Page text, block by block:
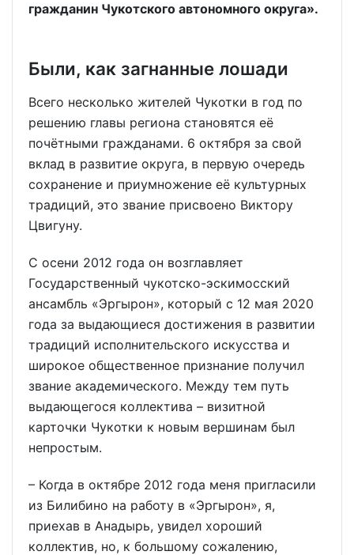
гражданин Чукотского автономного округа».
Были, как загнанные лошади
Всего несколько жителей Чукотки в год по
решению главы региона становятся её
почётными гражданами. 6 октября за свой
вклад в развитие округа, в первую очередь
сохранение и приумножение её культурных
традиций, это звание присвоено Виктору
Цвигуну.
С осени 2012 года он возглавляет
Государственный чукотско-эскимосский
ансамбль «Эргырон», который с 12 мая 2020
года за выдающиеся достижения в развитии
традиций исполнительского искусства и
широкое общественное признание получил
звание академического. Между тем путь
выдающегося коллектива – визитной
карточки Чукотки к новым вершинам был
непростым.
– Когда в октябре 2012 года меня пригласили
из Билибино на работу в «Эргырон», я,
приехав в Анадырь, увидел хороший
коллектив, но, к большому сожалению,